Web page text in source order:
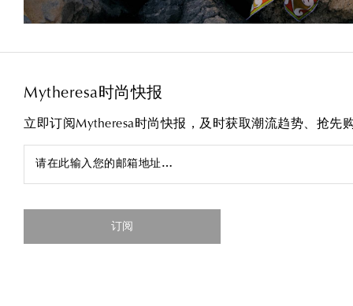
Mytheresa时尚快报
立即订阅Mytheresa时尚快报，及时获取潮流趋势、抢先
请在此输入您的邮箱地址…
订阅